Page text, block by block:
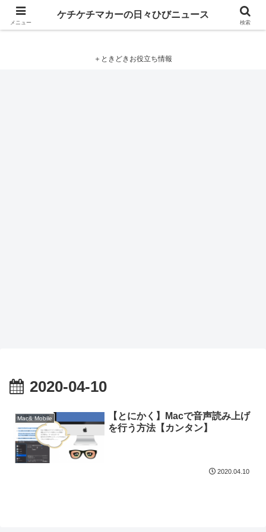
ケチケチマカーの日々ひびニュース
＋ときどきお役立ち情報
2020-04-10
Mac& Mobile
【とにかく】Macで音声読み上げ
を行う方法【カンタン】
2020.04.10
メニュー
ケチケチマカーの日々ひびニュース
検索